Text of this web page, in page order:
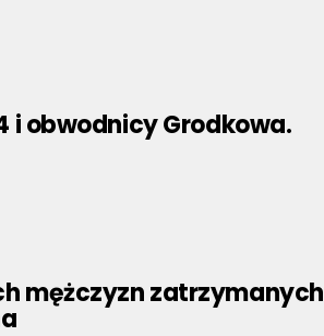
i obwodnicy Grodkowa.
mężczyzn zatrzymanych